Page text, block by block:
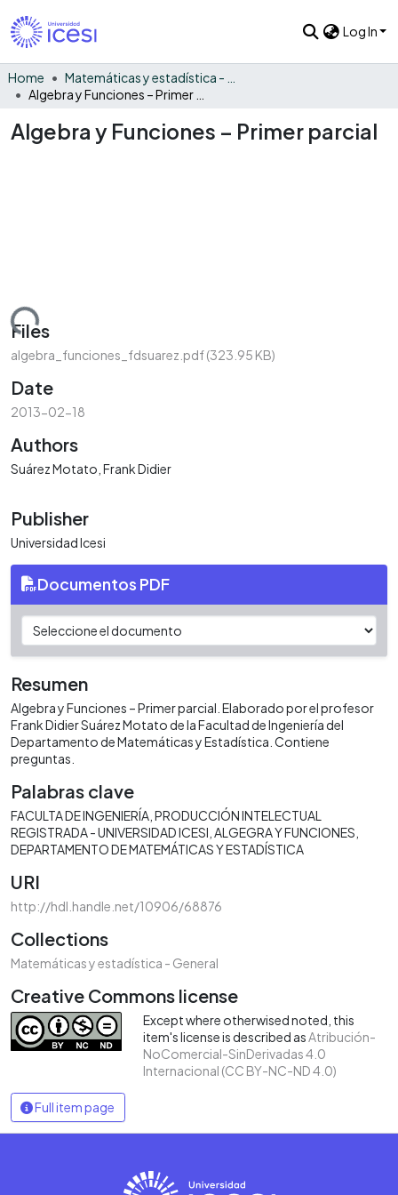
Log In
Home
Algebra y Funciones – Primer parcial
Loading...
Files
algebra_funciones_fdsuarez.pdf(323.95 KB)
Date
2013-02-18
Authors
Suárez Motato, Frank Didier
Publisher
Universidad Icesi
Documentos PDF
Resumen
Algebra y Funciones – Primer parcial. Elaborado por el profesor
Frank Didier Suárez Motato de la Facultad de Ingeniería del
Departamento de Matemáticas y Estadística. Contiene
preguntas.
Palabras clave
FACULTA DE INGENIERÍA PRODUCCIÓN INTELECTUAL
REGISTRADA - UNIVERSIDAD ICESI ALGEGRA Y FUNCIONES
DEPARTAMENTO DE MATEMÁTICAS Y ESTADÍSTICA
URI
http://hdl.handle.net/10906/68876
Collections
Matemáticas y estadística - General
Creative Commons license
Except where otherwised noted, this
item's license is described asAtribución-
NoComercial-SinDerivadas 4.0
Internacional (CC BY-NC-ND 4.0)
Full item page